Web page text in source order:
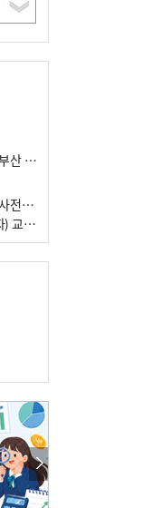
‘장수기업 세무조사 유예’ 파격 인센티브, 부산 유출 막을까
부산선관위 지선 Q&A ③ 사전투표 일정·사전투표함 보관
부산선관위 지선 Q&A ② 선거운동(유권자) 교육감투표용지